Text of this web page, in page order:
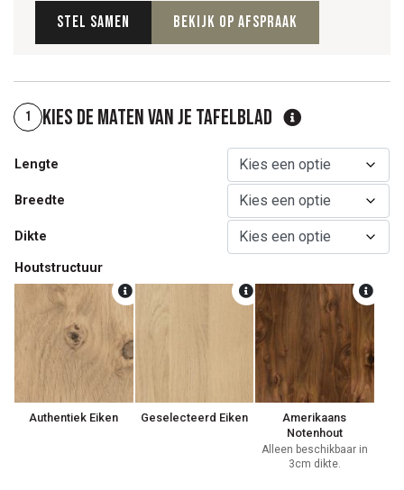
Stel samen Bekijk op afspraak
1 Kies de maten van je tafelblad
Lengte
Breedte
Dikte
Houtstructuur
Authentiek Eiken Geselecteerd Eiken
Amerikaans
Notenhout
Alleen beschikbaar in
3cm dikte.